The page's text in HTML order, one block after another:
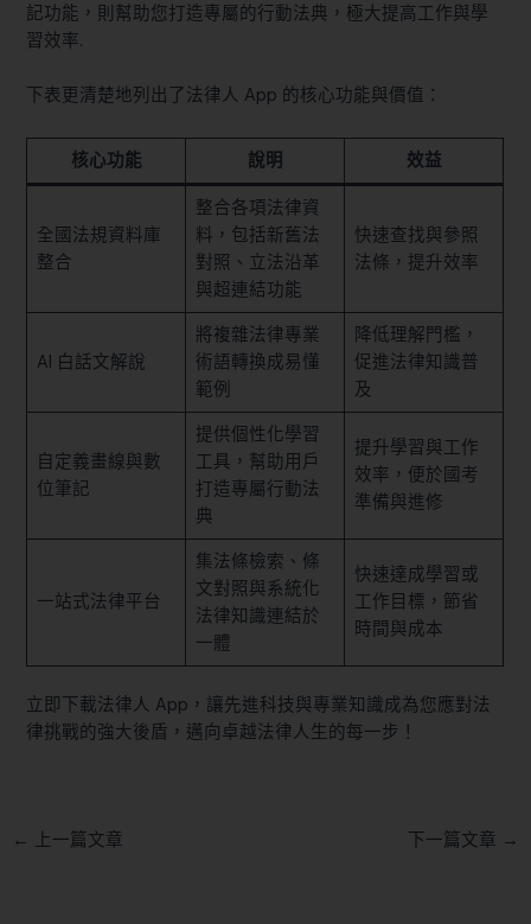
記功能，則幫助您打造專屬的行動法典，極大提高工作與學
習效率.
下表更清楚地列出了法律人 App 的核心功能與價值：
核心功能 說明 效益
全國法規資料庫
整合
整合各項法律資
料，包括新舊法
對照、立法沿革
與超連結功能
快速查找與參照
法條，提升效率
AI 白話文解說
將複雜法律專業
術語轉換成易懂
範例
降低理解門檻，
促進法律知識普
及
自定義畫線與數
位筆記
提供個性化學習
工具，幫助用戶
打造專屬行動法
典
提升學習與工作
效率，便於國考
準備與進修
一站式法律平台
集法條檢索、條
文對照與系統化
法律知識連結於
一體
快速達成學習或
工作目標，節省
時間與成本
立即下載法律人 App，讓先進科技與專業知識成為您應對法
律挑戰的強大後盾，邁向卓越法律人生的每一步！
← 上一篇文章 下一篇文章 →